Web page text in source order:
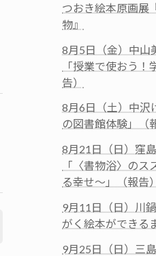
つおき絵本原画展
物』
8月5日（金）中山
「授業で使おう
告）
8月6日（土）中沢
の図書館体験」（
8月21日（日）窪
「〈書物浴〉の
る幸せ～」（報告）
9月11日（日）川
がく絵本ができる
9月25日（日）三